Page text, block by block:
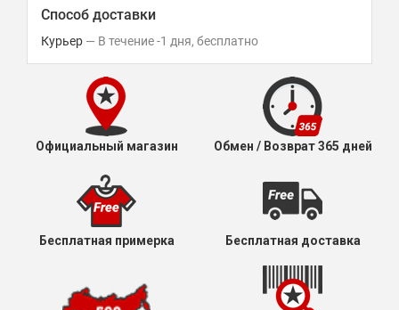
Способ доставки
Курьер В течение-1 дня Бесплатно
Официальный магазин Обмен / Возврат 365 дней
Бесплатная примерка Бесплатная доставка